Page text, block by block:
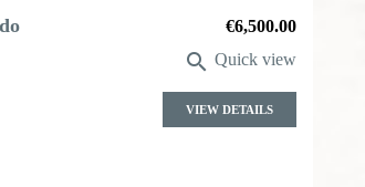
Price
€6,500.00
 Quick view
VIEW DETAILS